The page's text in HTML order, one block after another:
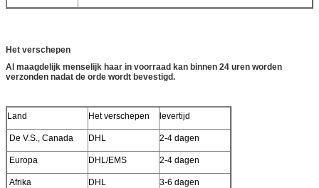
Het verschepen
Al maagdelijk menselijk haar in voorraad kan binnen 24 uren worden
verzonden nadat de orde wordt bevestigd.
Land Het verschepen levertijd
De V.S., Canada DHL 2-4 dagen
Europa DHL/EMS 2-4 dagen
Afrika DHL 3-6 dagen